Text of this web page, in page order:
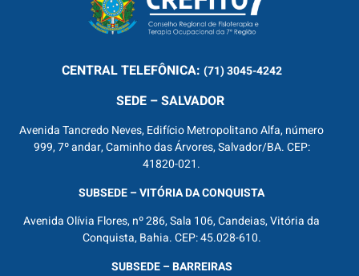
CENTRALTELEFÔNICA: (71) 3045-4242
SEDE – SALVADOR
Avenida Tancredo Neves, Edifício Metropolitano Alfa, número
999, 7º andar, Caminho das Árvores, Salvador/BA. CEP:
41820-021.
SUBSEDE – VITÓRIA DA CONQUISTA
Avenida Olívia Flores, nº 286, Sala 106, Candeias, Vitória da
Conquista, Bahia. CEP: 45.028-610.
SUBSEDE – BARREIRAS